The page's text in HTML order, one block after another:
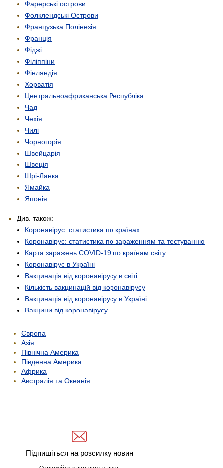
Фарерські острови
Фолклендські Острови
Французька Полінезія
Франція
Фіджі
Філіппіни
Фінляндія
Хорватія
Центрально­африканська Республіка
Чад
Чехія
Чилі
Чорногорія
Швейцарія
Швеція
Шрі-Ланка
Ямайка
Японія
Див. також:
Коронавірус: статистика по країнах
Коронавірус: статистика по зараженням та тестуванню
Карта заражень COVID-19 по країнам світу
Коронавірус в Україні
Вакцинація від коронавірусу в світі
Кількість вакцинацій від коронавірусу
Вакцинація від коронавірусу в Україні
Вакцини від коронавірусу
Європа
Азія
Північна Америка
Південна Америка
Африка
Австралія та Океанія
Підпишіться на розсилку новин